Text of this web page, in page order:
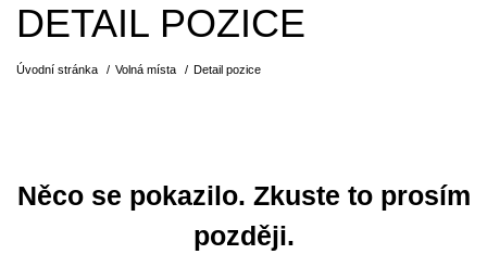
DETAIL POZICE
Úvodní stránka Volná místa Detail pozice
Něco se pokazilo. Zkuste to prosím
později.